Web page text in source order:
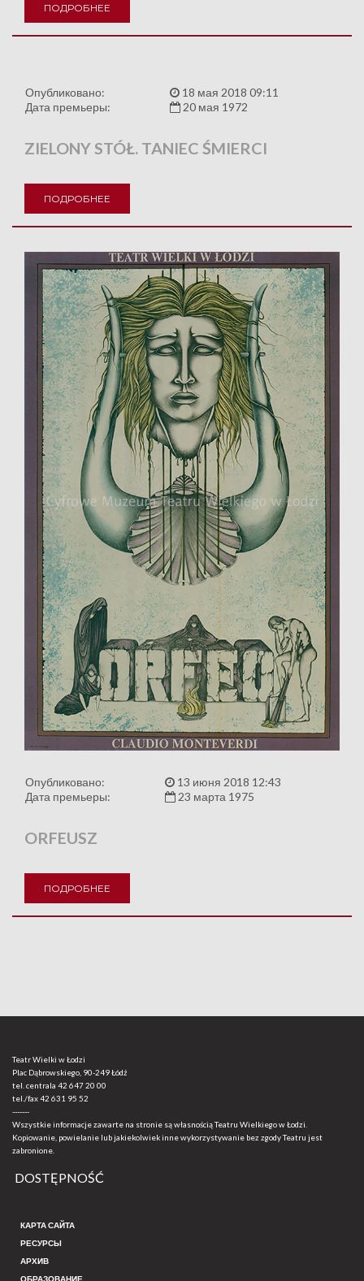
ПОДРОБНЕЕ
Опубликовано:
18 мая 2018 09:11
Дата премьеры:
20 мая 1972
ZIELONY STÓŁ. TANIEC ŚMIERCI
ПОДРОБНЕЕ
Опубликовано:
13 июня 2018 12:43
Дата премьеры:
23 марта 1975
ORFEUSZ
ПОДРОБНЕЕ
Teatr Wielki w Łodzi
Plac Dąbrowskiego, 90-249 Łódź
tel. centrala 42 647 20 00
tel./fax42 631 95 52
-------
Wszystkie informacje zawarte na stronie są własnością Teatru Wielkiego w Łodzi.
Kopiowanie, powielanie lub jakiekolwiek inne wykorzystywanie bez zgody Teatru jest
zabronione.
DOSTĘPNOŚĆ
КАРТА САЙТА
РЕСУРСЫ
АРХИВ
ОБРАЗОВАНИЕ